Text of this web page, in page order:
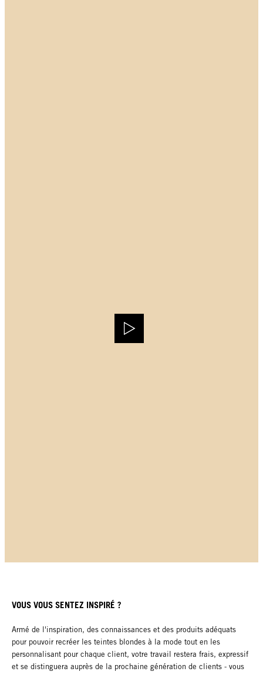
VOUS VOUS SENTEZ INSPIRÉ ?
Armé de l'inspiration, des connaissances et des produits adéquats
pour pouvoir recréer les teintes blondes à la mode tout en les
personnalisant pour chaque client, votre travail restera frais, expressif
et se distinguera auprès de la prochaine génération de clients - vous